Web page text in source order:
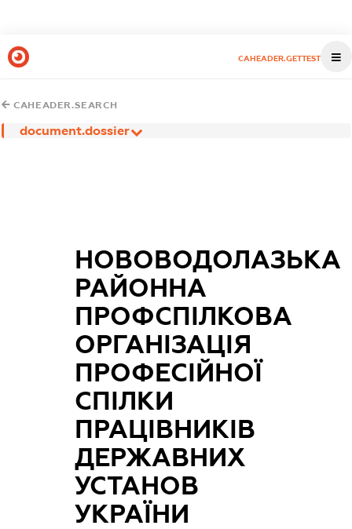
CAHEADER.GETTEST
CAHEADER.SEARCH
document.dossier
НОВОВОДОЛАЗЬКА
РАЙОННА
ПРОФСПІЛКОВА
ОРГАНІЗАЦІЯ
ПРОФЕСІЙНОЇ
СПІЛКИ
ПРАЦІВНИКІВ
ДЕРЖАВНИХ
УСТАНОВ
УКРАЇНИ